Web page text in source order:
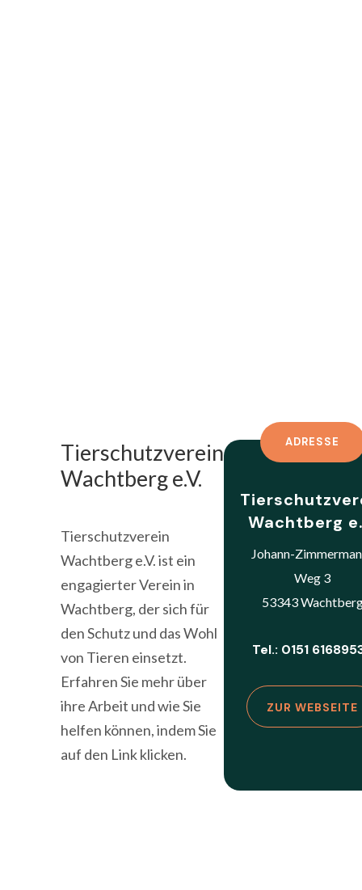
Tierschutzverein
Wachtberg e.V.
Tierschutzverein
Wachtberg e.V. ist ein
engagierter Verein in
Wachtberg, der sich für
den Schutz und das Wohl
von Tieren einsetzt.
Erfahren Sie mehr über
ihre Arbeit und wie Sie
helfen können, indem Sie
auf den Link klicken.
ADRESSE
Wachtberg
Johann-
Weg 3
53343
Tel.: 0151
ZUR WEBSEITE